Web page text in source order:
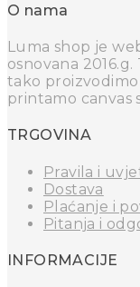
O nama
Luma shop je
osnovana
tako
printamo canvas
TRGOVINA
Pravila i
Dostava
Plaćanje i
Pitanja i
INFORMACIJE